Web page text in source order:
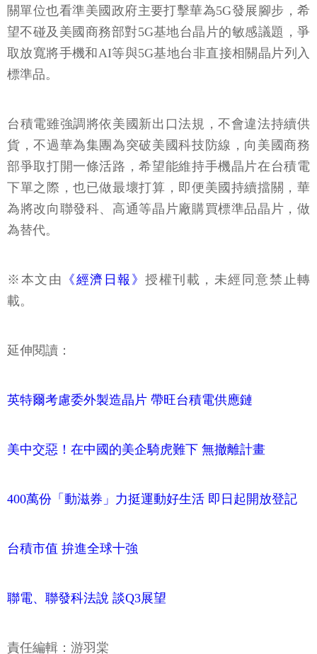
關單位也看準美國政府主要打擊華為5G發展腳步，希
望不碰及美國商務部對5G基地台晶片的敏感議題，爭
取放寬將手機和AI等與5G基地台非直接相關晶片列入
標準品。
台積電雖強調將依美國新出口法規，不會違法持續供
貨，不過華為集團為突破美國科技防線，向美國商務
部爭取打開一條活路，希望能維持手機晶片在台積電
下單之際，也已做最壞打算，即便美國持續擋關，華
為將改向聯發科、高通等晶片廠購買標準品晶片，做
為替代。
※本文由 《經濟日報》授權刊載，未經同意禁止轉
載。
延伸閱讀：
英特爾考慮委外製造晶片 帶旺台積電供應鏈
美中交惡！在中國的美企騎虎難下 無撤離計畫
400萬份「動滋券」力挺運動好生活 即日起開放登記
台積市值 拚進全球十強
聯電、聯發科法說 談Q3展望
責任編輯：游羽棠